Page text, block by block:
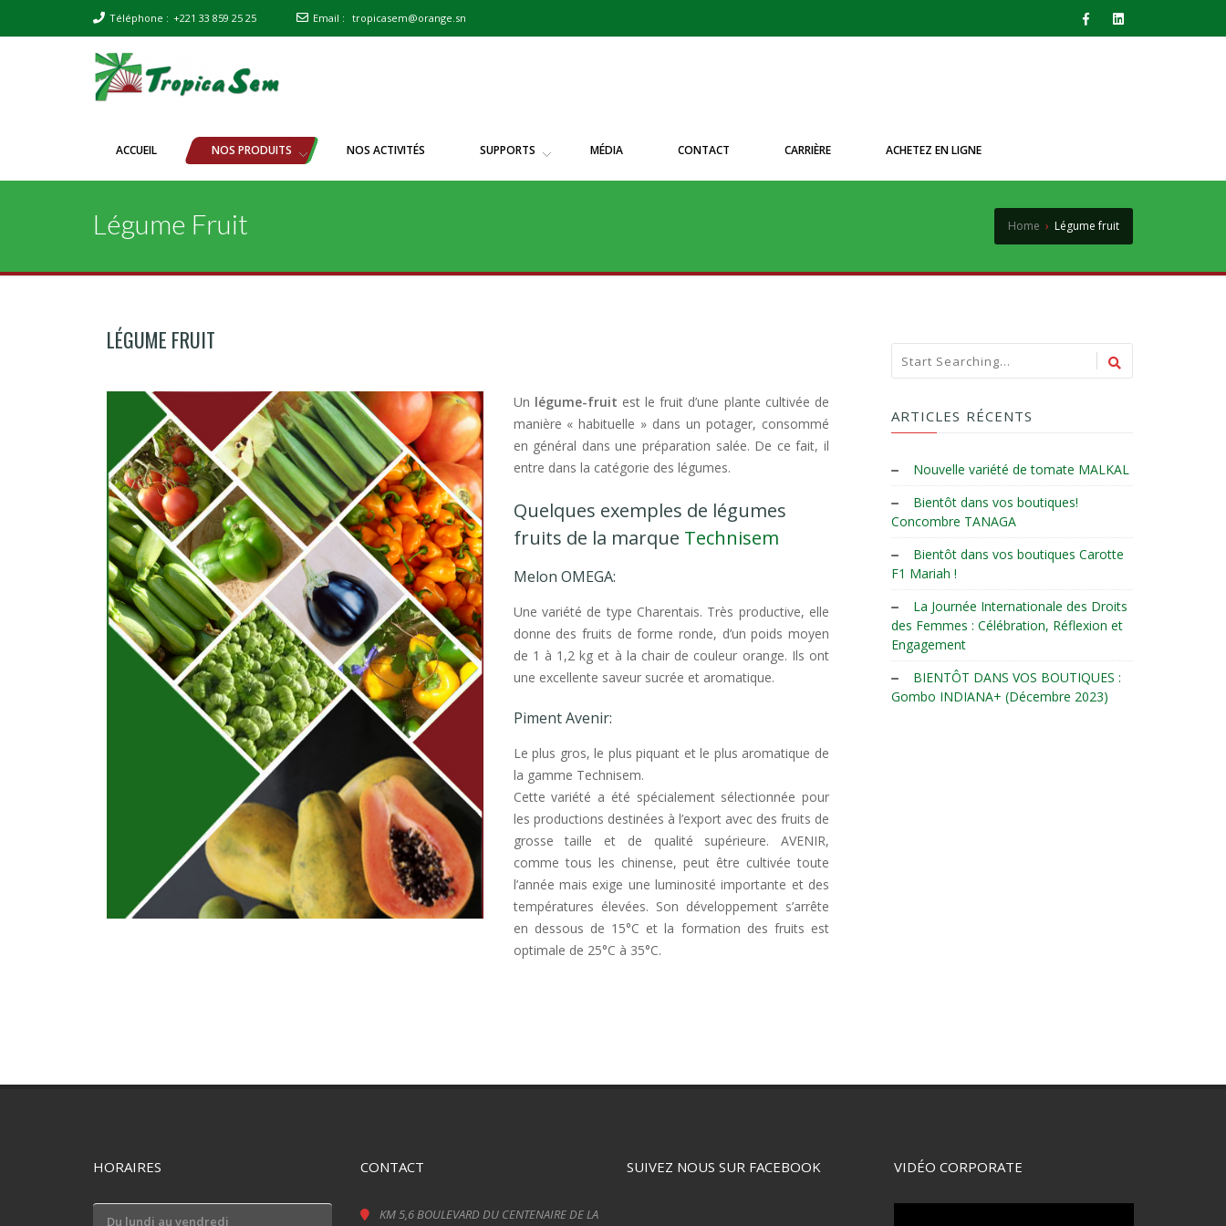
Téléphone : +221 33 859 25 25 Email : tropicasem@orange.sn
ACCUEIL NOS PRODUITS NOS ACTIVITÉS SUPPORTS MÉDIA CONTACT CARRIÈRE ACHETEZ EN LIGNE
Légume Fruit Home › Légume fruit
LÉGUME FRUIT
Un légume-fruit est le fruit d’une plante cultivée de
manière « habituelle » dans un potager, consommé
en général dans une préparation salée. De ce fait, il
entre dans la catégorie des légumes.
Quelques exemples de légumes
fruits de la marque Technisem
Melon OMEGA:
Une variété de type Charentais. Très productive, elle
donne des fruits de forme ronde, d’un poids moyen
de 1 à 1,2 kg et à la chair de couleur orange. Ils ont
une excellente saveur sucrée et aromatique.
Piment Avenir:
Le plus gros, le plus piquant et le plus aromatique de
la gamme Technisem.
Cette variété a été spécialement sélectionnée pour
les productions destinées à l’export avec des fruits de
grosse taille et de qualité supérieure. AVENIR,
comme tous les chinense, peut être cultivée toute
l’année mais exige une luminosité importante et des
températures élevées. Son développement s’arrête
en dessous de 15°C et la formation des fruits est
optimale de 25°C à 35°C.
ARTICLES RÉCENTS
Nouvelle variété de tomate MALKAL
Bientôt dans vos boutiques!
Concombre TANAGA
Bientôt dans vos boutiques Carotte
F1 Mariah !
La Journée Internationale des Droits
des Femmes : Célébration, Réflexion et
Engagement
BIENTÔT DANS VOS BOUTIQUES :
Gombo INDIANA+ (Décembre 2023)
HORAIRES
Du lundi au vendredi
CONTACT
KM 5,6 BOULEVARD DU CENTENAIRE DE LA
SUIVEZ NOUS SUR FACEBOOK VIDÉO CORPORATE